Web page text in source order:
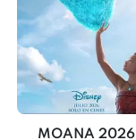
MOANA 2026